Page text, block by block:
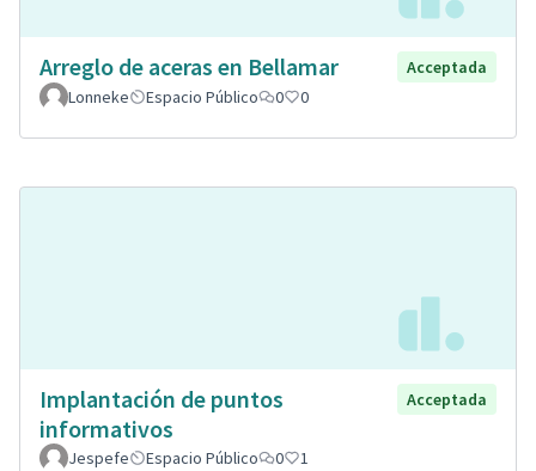
Arreglo de aceras en Bellamar
Acceptada
Lonneke
Espacio Público 0 0
Implantación de puntos
informativos
Acceptada
Jespefe Espacio Público 0 1